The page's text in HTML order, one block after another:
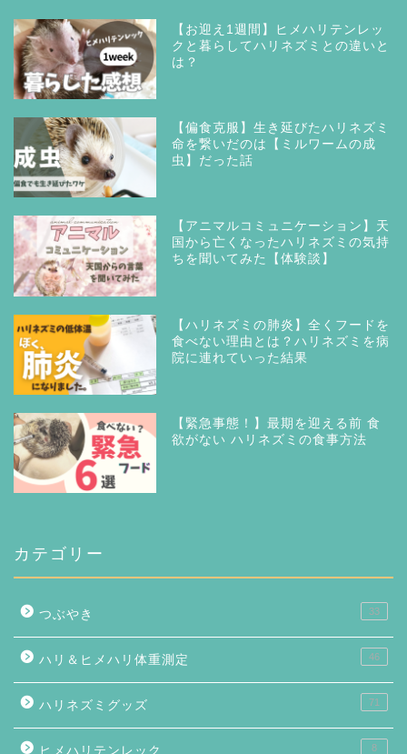
【お迎え1週間】ヒメハリテンレッ
クと暮らしてハリネズミとの違いと
は？
【偏食克服】生き延びたハリネズミ
命を繋いだのは【ミルワームの成
虫】だった話
【アニマルコミュニケーション】天
国から亡くなったハリネズミの気持
ちを聞いてみた【体験談】
【ハリネズミの肺炎】全くフードを
食べない理由とは？ハリネズミを病
院に連れていった結果
【緊急事態！】最期を迎える前 食
欲がない ハリネズミの食事方法
カテゴリー
つぶやき 33
ハリ＆ヒメハリ体重測定 46
ハリネズミグッズ 71
ヒメハリテンレック 8